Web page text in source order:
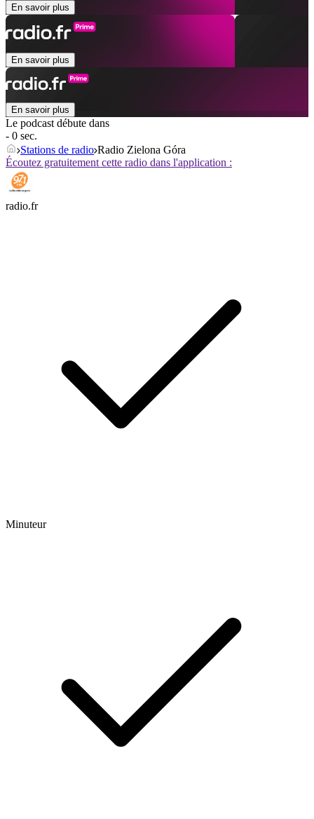
En savoir plus
En savoir plus
En savoir plus
Le podcast débute dans
- 0 sec.
Stations de radio Radio Zielona Góra
Écoutez gratuitement cette radio dans l'application :
radio.fr
Minuteur